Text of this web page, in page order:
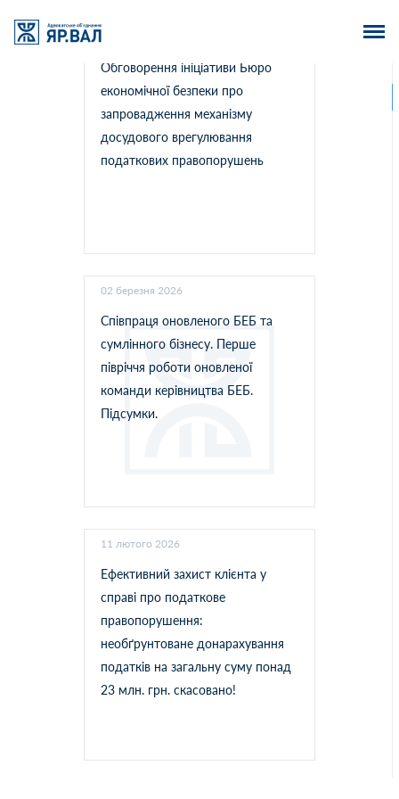
Обговорення ініціативи Бюро
економічної безпеки про
запровадження механізму
досудового врегулювання
податкових правопорушень
02 березня 2026
Співпраця оновленого БЕБ та
сумлінного бізнесу. Перше
півріччя роботи оновленої
команди керівництва БЕБ.
Підсумки.
11 лютого 2026
Ефективний захист клієнта у
справі про податкове
правопорушення:
необґрунтоване донарахування
податків на загальну суму понад
23 млн. грн. скасовано!